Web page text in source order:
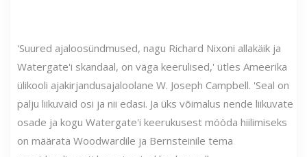
'Suured ajaloosündmused, nagu Richard Nixoni allakäik ja
Watergate'i skandaal, on väga keerulised,' ütles Ameerika
ülikooli ajakirjandusajaloolane W. Joseph Campbell. 'Seal on
palju liikuvaid osi ja nii edasi. Ja üks võimalus nende liikuvate
osade ja kogu Watergate'i keerukusest mööda hiilimiseks
on määrata Woodwardile ja Bernsteinile tema